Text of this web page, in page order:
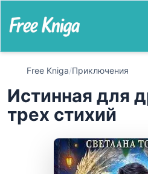
Free Kniga/Приключения
Истинная для
трех стихий